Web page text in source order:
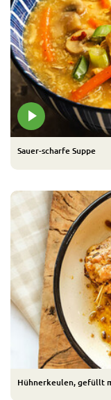
Sauer-scharfe Suppe
Hühnerkeulen, gefüllt